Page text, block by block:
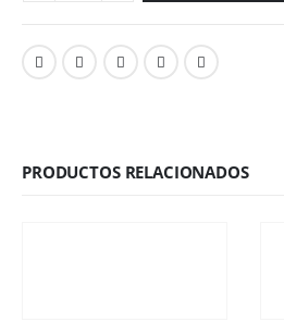
PRODUCTOS RELACIONADOS